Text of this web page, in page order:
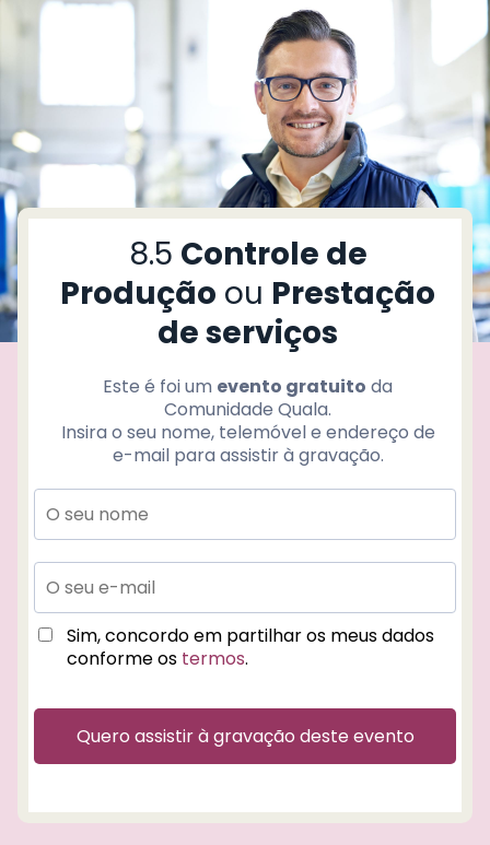
8.5 Controle de
Produção ou Prestação
de serviços
Este é foi um evento gratuito da
Comunidade Quala.
Insira o seu nome, telemóvel e endereço de
e-mail para assistir à gravação.
Sim, concordo em partilhar os meus dados
conforme os termos.
Quero assistir à gravação deste evento
e
P
c
e